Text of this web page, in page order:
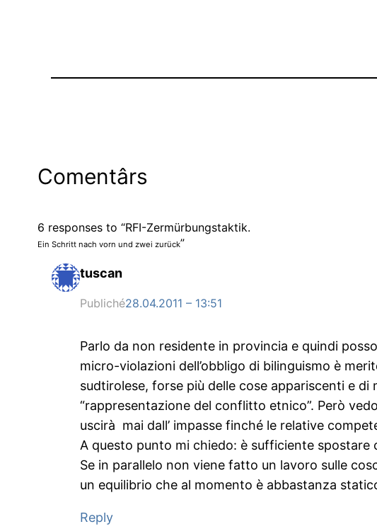
Comentârs
6 responses to “RFI-Zermürbungstaktik.
Ein Schritt nach vorn und zwei zurück”
tuscan
Publiché28.04.2011 – 13:51
Parlo da non residente in provincia e quindi
micro-violazioni dell’obbligo di bilinguismo è
sudtirolese, forse più delle cose appariscenti e
“rappresentazione del conflitto etnico”. Però
uscirà mai dall’ impasse finché le relative
A questo punto mi chiedo: è sufficiente spostare
Se in parallelo non viene fatto un lavoro sulle
un equilibrio che al momento è abbastanza
Reply